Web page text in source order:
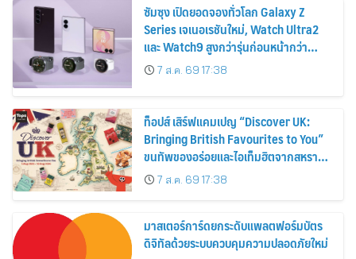
ซัมซุง เปิดยอดจองทั่วโลก Galaxy Z
Series เจเนอเรชันใหม่, Watch Ultra2
และ Watch9 สูงกว่ารุ่นก่อนหน้ากว่า
30%7 ส.ค. 69 17:38
ท็อปส์ เสิร์ฟแคมเปญ “Discover UK:
Bringing British Favourites to You”
ขนทัพของอร่อยและไอเท็มฮิตจากสหราช
อาณาจักร ส่งตรงถึงมือตั้งแต่วันนี้ – 18
สิงหาคมนี้
7 ส.ค. 69 17:38
มาสเตอร์การ์ดยกระดับแพลตฟอร์มบัตร
ดิจิทัลด้วยระบบควบคุมความปลอดภัยใหม่